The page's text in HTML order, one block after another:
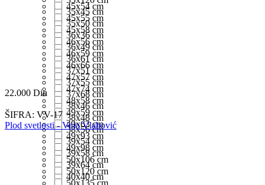
35x45 cm
35x50 cm
36x36 cm
36x49 cm
36x61 cm
37x51 cm
37x55 cm
37x68 cm
38x46 cm
38x48 cm
38x56 cm
39x54 cm
39x58 cm
39x64 cm
40x40 cm
45x54 cm
45x55 cm
45x58 cm
46x56 cm
46x59 cm
46x66 cm
47x57 cm
47x74 cm
48x58 cm
49x59 cm
49x63 cm
49x93 cm
49x98 cm
50x106 cm
50x120 cm
50x135 cm
22.000 Din
ŠIFRA: VV-17
Plod svetlosti - Vojo Vlahović